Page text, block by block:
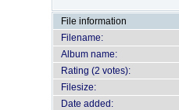
File information
Filename:
Album name:
Rating (2 votes):
Filesize:
Date added: